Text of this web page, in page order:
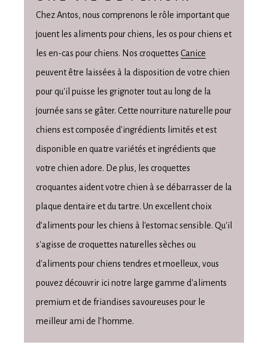
Chez Antos, nous comprenons le rôle important que
jouent les aliments pour chiens, les os pour chiens et
les en-cas pour chiens. Nos croquettes Canice
peuvent être laissées à la disposition de votre chien
pour qu'il puisse les grignoter tout au long de la
journée sans se gâter. Cette nourriture naturelle pour
chiens est composée d'ingrédients limités et est
disponible en quatre variétés et ingrédients que
votre chien adore. De plus, les croquettes
croquantes aident votre chien à se débarrasser de la
plaque dentaire et du tartre. Un excellent choix
d’aliments pour les chiens à l'estomac sensible. Qu'il
s'agisse de croquettes naturelles sèches ou
d'aliments pour chiens tendres et moelleux, vous
pouvez découvrir ici notre large gamme d'aliments
premium et de friandises savoureuses pour le
meilleur ami de l'homme.